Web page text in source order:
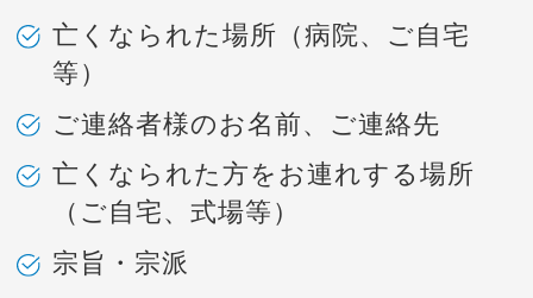
亡くなられた場所（病院、ご自宅
等）
ご連絡者様のお名前、ご連絡先
亡くなられた方をお連れする場所
（ご自宅、式場等）
宗旨・宗派